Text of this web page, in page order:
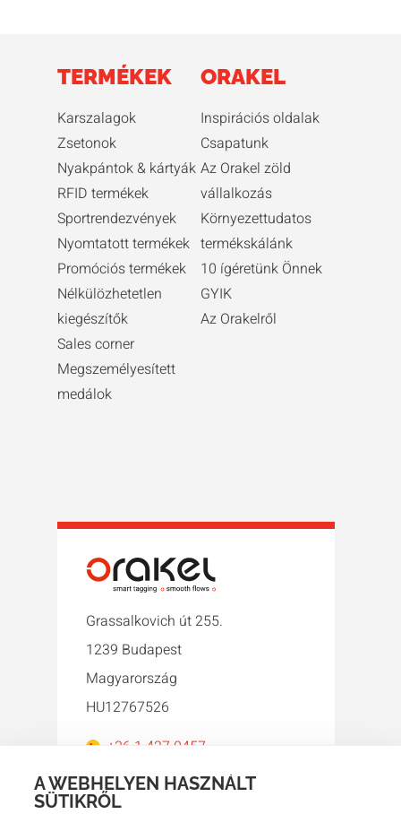
A WEBHELYEN HASZNÁLT
SÜTIKRŐL
TERMÉKEK
Karszalagok
Zsetonok
Nyakpántok & kártyák
RFID termékek
Sportrendezvények
Nyomtatott termékek
Promóciós termékek
Nélkülözhetetlen
kiegészítők
Sales corner
Megszemélyesített
medálok
ORAKEL
Inspirációs oldalak
Csapatunk
Az Orakel zöld
vállalkozás
Környezettudatos
termékskálánk
10 ígéretünk Önnek
GYIK
Az Orakelről
Grassalkovich út 255.
1239 Budapest
Magyarország
HU12767526
+36 1 427 0457